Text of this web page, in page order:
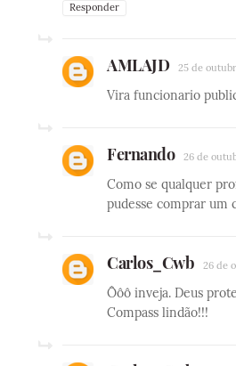
Responder
AMLAJD 25 de
Vira funcionario
Fernando 26 de
Como se qualquer
pudesse comprar um
Carlos_Cwb 26 de
Ôôô inveja. Deus
Compass lindão!!!